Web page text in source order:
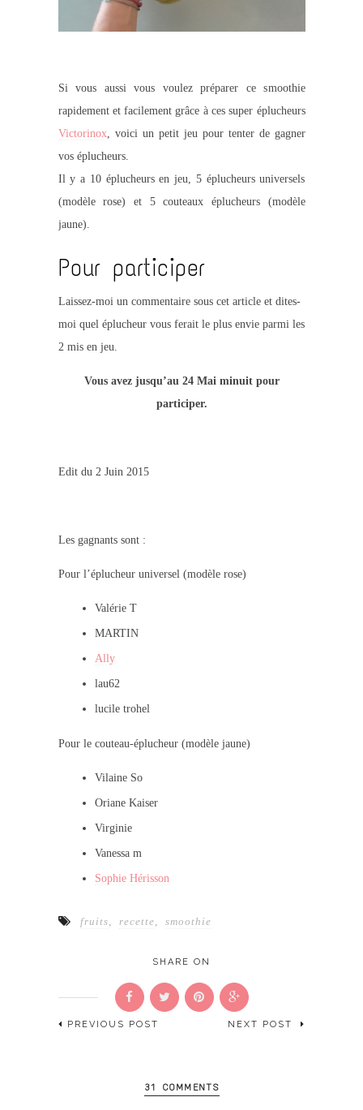
Si vous aussi vous voulez préparer ce smoothie
rapidement et facilement grâce à ces super éplucheurs
Victorinox, voici un petit jeu pour tenter de gagner
vos éplucheurs.
Il y a 10 éplucheurs en jeu, 5 éplucheurs universels
(modèle rose) et 5 couteaux éplucheurs (modèle
jaune).
Pour participer
Laissez-moi un commentaire sous cet article et dites-
moi quel éplucheur vous ferait le plus envie parmi les
2 mis en jeu.
Vous avez jusqu’au 24 Mai minuit pour
participer.
Edit du 2 Juin 2015
Les gagnants sont :
Pour l’éplucheur universel (modèle rose)
Valérie T
MARTIN
Ally
lau62
lucile trohel
Pour le couteau-éplucheur (modèle jaune)
Vilaine So
Oriane Kaiser
Virginie
Vanessa m
Sophie Hérisson
fruits, recette, smoothie
SHARE ON
PREVIOUS POST NEXT POST
31 COMMENTS